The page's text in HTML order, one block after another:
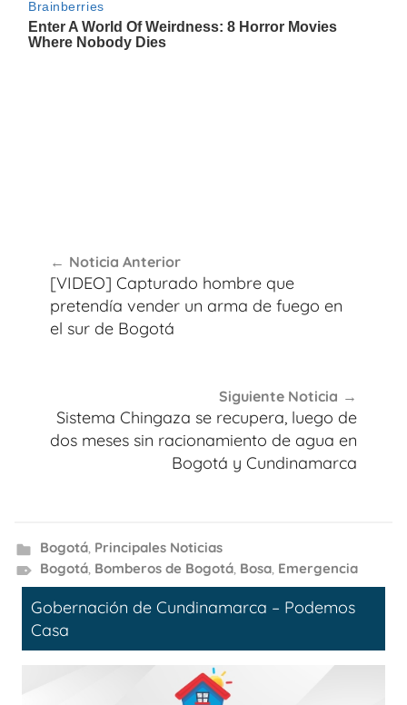
de
entradas
Noticia Anterior
[VIDEO] Capturado hombre que
pretendía vender un arma de fuego en
el sur de Bogotá
Siguiente Noticia
Sistema Chingaza se recupera, luego de
dos meses sin racionamiento de agua en
Bogotá y Cundinamarca
Bogotá, Principales Noticias
Bogotá, Bomberos de Bogotá, Bosa, Emergencia
Gobernación de Cundinamarca – Podemos
Casa